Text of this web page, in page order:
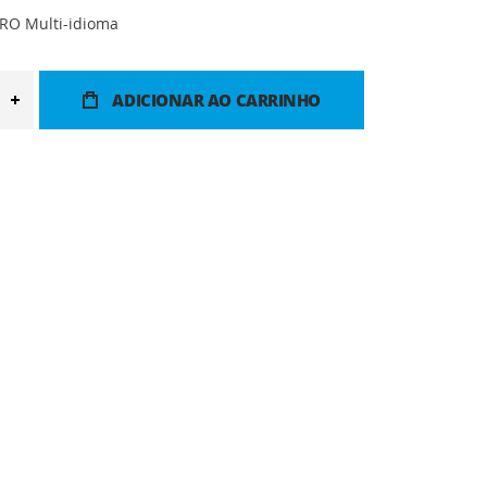
Multi-idioma
ADICIONAR AO CARRINHO